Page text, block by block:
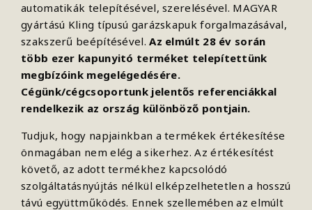
automatikák telepítésével, szerelésével. MAGYAR
gyártású Kling típusú garázskapuk forgalmazásával,
szakszerű beépítésével. Az elmúlt 28 év során
több ezer kapunyitó terméket telepítettünk
megbízóink megelégedésére.
Cégünk/cégcsoportunk jelentős referenciákkal
rendelkezik az ország különböző pontjain.
Tudjuk, hogy napjainkban a termékek értékesítése
önmagában nem elég a sikerhez. Az értékesítést
követő, az adott termékhez kapcsolódó
szolgáltatásnyújtás nélkül elképzelhetetlen a hosszú
távú együttműködés. Ennek szellemében az elmúlt